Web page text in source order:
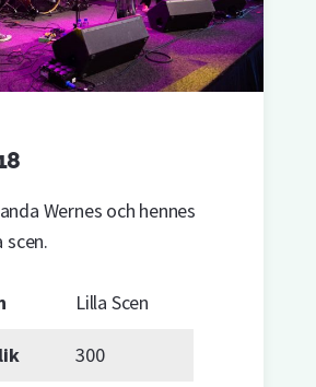
Wernes och hennes
scen.
Lilla Scen
300